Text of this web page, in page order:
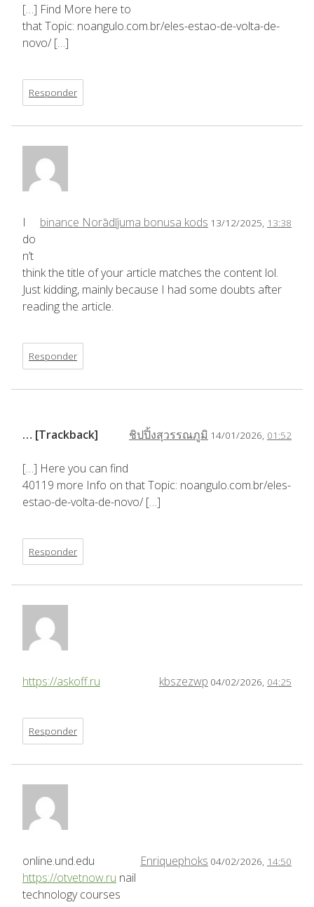
[…] Find More here to
that Topic: noangulo.com.br/eles-estao-de-volta-de-
novo/ […]
Responder
binance Norādījuma bonusa kods 13/12/2025, 13:38
I
do
n’t
think the title of your article matches the content lol.
Just kidding, mainly because I had some doubts after
reading the article.
Responder
ชิปปิ้งสุวรรณภูมิ 14/01/2026, 01:52
… [Trackback]
[…] Here you can find
40119 more Info on that Topic: noangulo.com.br/eles-
estao-de-volta-de-novo/ […]
Responder
kbszezwp 04/02/2026, 04:25
https://askoff.ru
Responder
Enriquephoks 04/02/2026, 14:50
online.und.edu
https://otvetnow.ru nail
technology courses